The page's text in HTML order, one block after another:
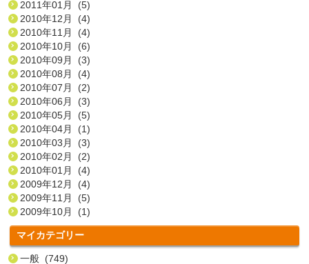
2011年01月 (5)
2010年12月 (4)
2010年11月 (4)
2010年10月 (6)
2010年09月 (3)
2010年08月 (4)
2010年07月 (2)
2010年06月 (3)
2010年05月 (5)
2010年04月 (1)
2010年03月 (3)
2010年02月 (2)
2010年01月 (4)
2009年12月 (4)
2009年11月 (5)
2009年10月 (1)
マイカテゴリー
一般 (749)